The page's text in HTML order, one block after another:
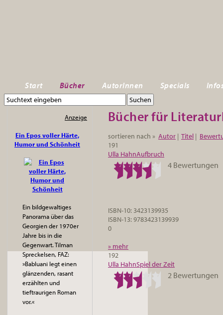
Start Bücher AutorInnen Specials
Bücher für
sortieren nach » Autor | Titel |
191
Ulla HahnAufbruch
4 Bewertungen
ISBN-10: 3423139935
ISBN-13: 9783423139939
0
» mehr
192
Ulla HahnSpiel der Zeit
2 Bewertungen
Anzeige
Ein Epos voller Härte,
Humor und Schönheit
Ein bildgewaltiges
Panorama über das
Georgien der 1970er
Jahre bis in die
Gegenwart. Tilman
Spreckelsen, FAZ:
»Babluani legt einen
glänzenden, rasant
erzählten und
tieftraurigen Roman
vor.«